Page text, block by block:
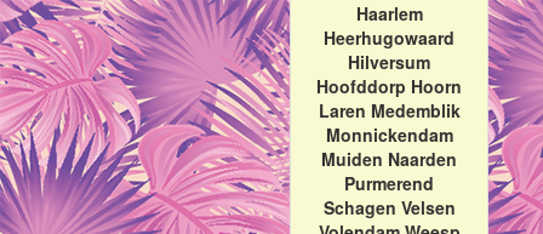
Haarlem
Heerhugowaard
Hilversum
Hoofddorp Hoorn
Laren Medemblik
Monnickendam
Muiden Naarden
Purmerend
Schagen Velsen